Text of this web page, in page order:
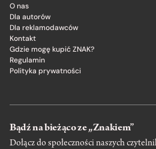
O nas
Dla autorów
Dla reklamodawców
Kontakt
Gdzie mogę kupić ZNAK?
Regulamin
Polityka prywatności
Bądź na bieżąco ze „Znakiem”
Dołącz do społeczności naszych